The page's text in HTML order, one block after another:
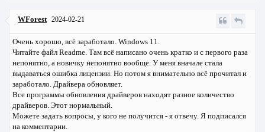
WForest 2024-02-21
Очень хорошо, всё заработало. Windows 11.
Читайте файл Readme. Там всё написано очень кратко и с первого раза
непонятно, а новичку непонятно вообще. У меня вначале стала
выдаваться ошибка лицензии. Но потом я внимательно всё прочитал и
заработало. Драйвера обновляет.
Все программы обновления драйверов находят разное количество
драйверов. Этот нормальный.
Можете задать вопросы, у кого не получится - я отвечу. Я подписался
на комментарии.